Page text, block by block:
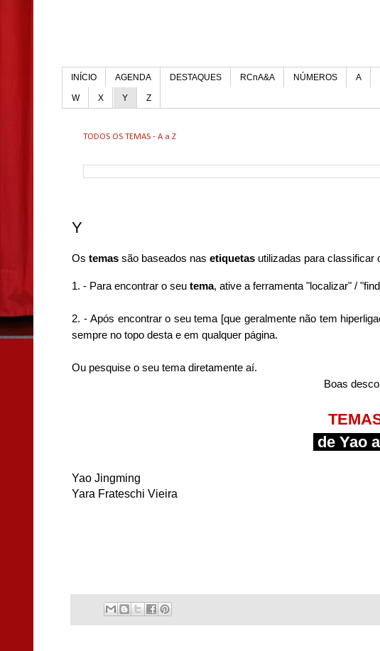
INÍCIO AGENDA DESTAQUES RCnA&A NÚMEROS A
W X Y Z
TODOS OS TEMAS - A a Z
Y
Os temas são baseados nas etiquetas utilizadas para classificar
1. - Para encontrar o seu tema, ative a ferramenta "localizar" /
2. -Após encontrar o seu tema [que geralmente não tem
sempre no topo desta e em qualquer página.
Ou pesquise o seu tema diretamente aí.
Boas
de Yao
Yao Jingming
Yara Frateschi Vieira